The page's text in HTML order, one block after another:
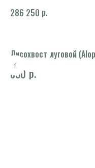
286 250 р.
Лисохвост луговой
830 р.